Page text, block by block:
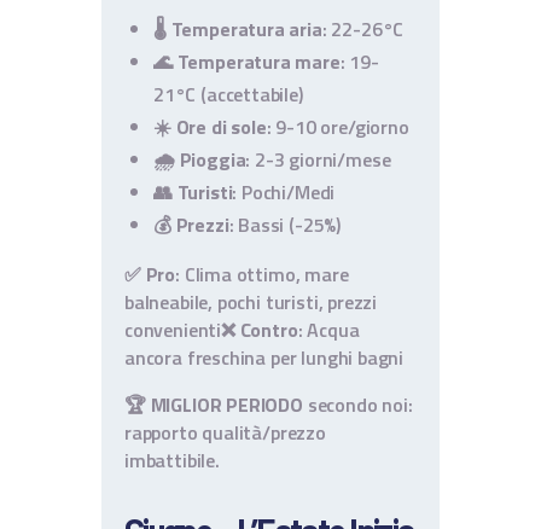
🌡️ Temperatura aria: 22-26°C
🌊Temperatura mare: 19-
21°C (accettabile)
☀️ Ore di sole: 9-10 ore/giorno
🌧️ Pioggia: 2-3 giorni/mese
👥 Turisti: Pochi/Medi
💰 Prezzi: Bassi (-25%)
✅ Pro: Clima ottimo, mare
balneabile, pochi turisti, prezzi
convenienti❌ Contro: Acqua
ancora freschina per lunghi bagni
🏆 MIGLIOR PERIODO secondo noi:
rapporto qualità/prezzo
imbattibile.